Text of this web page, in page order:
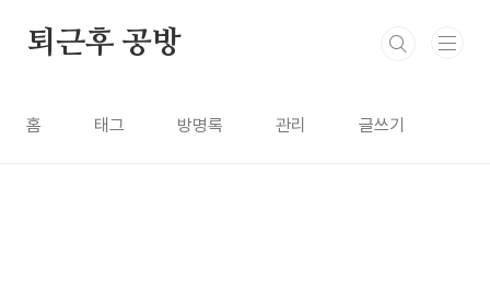
퇴근후 공방
홈 태그 방명록 관리 글쓰기